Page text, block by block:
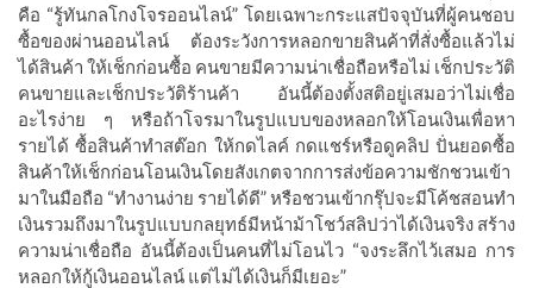
คือ “รู้ทันกลโกงโจรออนไลน์” โดยเฉพาะกระแสปัจจุบันที่ผู้คนชอบ
ซื้อของผ่านออนไลน์ ต้องระวังการหลอกขายสินค้าที่สั่งซื้อแล้วไม่
ได้สินค้า ให้เช็กก่อนซื้อ คนขายมีความน่าเชื่อถือหรือไม่ เช็กประวัติ
คนขายและเช็กประวัติร้านค้า อันนี้ต้องตั้งสติอยู่เสมอว่าไม่เชื่อ
อะไรง่าย ๆ หรือถ้าโจรมาในรูปแบบของหลอกให้โอนเงินเพื่อหา
รายได้ ซื้อสินค้าทำสต๊อก ให้กดไลค์ กดแชร์หรือดูคลิป ปั่นยอดซื้อ
สินค้าให้เช็กก่อนโอนเงินโดยสังเกตจากการส่งข้อความชักชวนเข้า
มาในมือถือ “ทำงานง่าย รายได้ดี” หรือชวนเข้ากรุ๊ปจะมีโค้ชสอนทำ
เงินรวมถึงมาในรูปแบบกลยุทธ์มีหน้าม้าโชว์สลิปว่าได้เงินจริง สร้าง
ความน่าเชื่อถือ อันนี้ต้องเป็นคนที่ไม่โอนไว “จงระลึกไว้เสมอ การ
หลอกให้กู้เงินออนไลน์ แต่ไม่ได้เงินก็มีเยอะ”